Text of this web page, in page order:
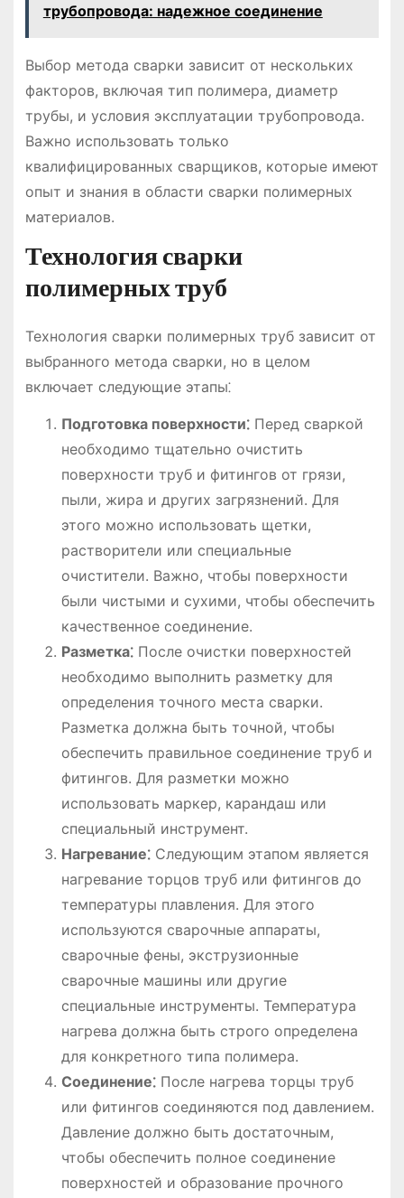
трубопровода: надежное соединение
Выбор метода сварки зависит от нескольких
факторов, включая тип полимера, диаметр
трубы, и условия эксплуатации трубопровода.
Важно использовать только
квалифицированных сварщиков, которые имеют
опыт и знания в области сварки полимерных
материалов.
Технология сварки
полимерных труб
Технология сварки полимерных труб зависит от
выбранного метода сварки, но в целом
включает следующие этапы⁚
Подготовка поверхности⁚Перед сваркой
необходимо тщательно очистить
поверхности труб и фитингов от грязи,
пыли, жира и других загрязнений. Для
этого можно использовать щетки,
растворители или специальные
очистители. Важно, чтобы поверхности
были чистыми и сухими, чтобы обеспечить
качественное соединение.
Разметка⁚После очистки поверхностей
необходимо выполнить разметку для
определения точного места сварки.
Разметка должна быть точной, чтобы
обеспечить правильное соединение труб и
фитингов. Для разметки можно
использовать маркер, карандаш или
специальный инструмент.
Нагревание⁚Следующим этапом является
нагревание торцов труб или фитингов до
температуры плавления. Для этого
используются сварочные аппараты,
сварочные фены, экструзионные
сварочные машины или другие
специальные инструменты. Температура
нагрева должна быть строго определена
для конкретного типа полимера.
Соединение⁚После нагрева торцы труб
или фитингов соединяются под давлением.
Давление должно быть достаточным,
чтобы обеспечить полное соединение
поверхностей и образование прочного